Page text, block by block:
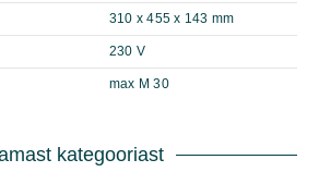
310 x 455 x 143 mm
230 V
max M 30
kategooriast